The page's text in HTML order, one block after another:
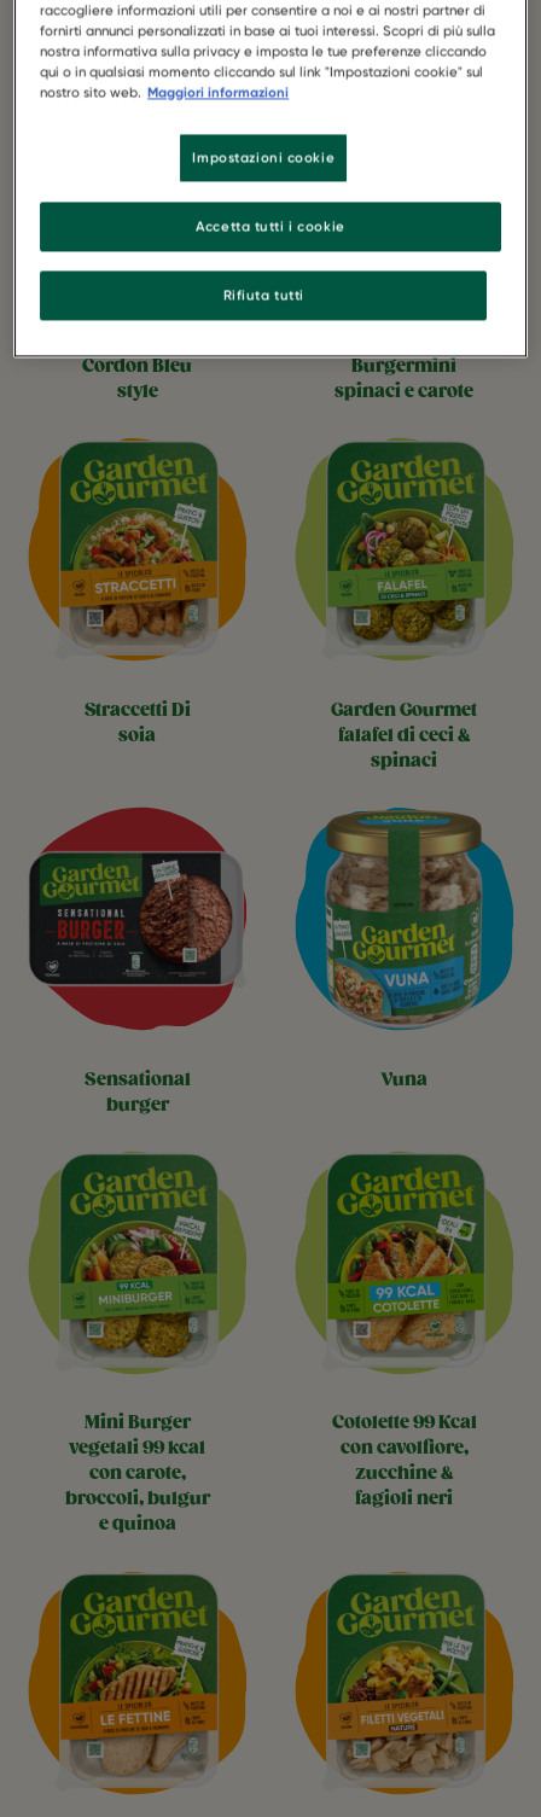
sensational hot
dog
burgermini
zucca
cordon bleu
style
burgermini
spinaci e carote
straccetti di
soia
garden gourmet
falafel di ceci &
spinaci
sensational
burger
vuna
mini burger
vegetali 99 kcal
con carote,
broccoli, bulgur
e quinoa
cotolette 99 kcal
con cavolfiore,
zucchine &
fagioli neri
raccogliere informazioni utili per consentire a noi e ai nostri partner di
fornirti annunci personalizzati in base ai tuoi interessi. Scopri di più sulla
nostra informativa sulla privacy e imposta le tue preferenze cliccando
qui o in qualsiasi momento cliccando sul link "Impostazioni cookie" sul
nostro sito web. Maggiori informazioni
Impostazioni cookie
Rifiuta tutti
Accetta tutti i cookie